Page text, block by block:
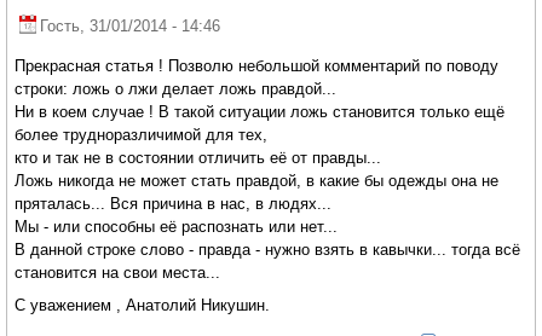
Гость, 31/01/2014 - 14:46
Прекрасная статья ! Позволю небольшой комментарий по поводу
строки: ложь о лжи делает ложь правдой...
Ни в коем случае ! В такой ситуации ложь становится только ещё
более трудноразличимой для тех,
кто и так не в состоянии отличить её от правды...
Ложь никогда не может стать правдой, в какие бы одежды она не
пряталась... Вся причина в нас, в людях...
Мы - или способны её распознать или нет...
В данной строке слово - правда - нужно взять в кавычки... тогда всё
становится на свои места...
С уважением , Анатолий Никушин.